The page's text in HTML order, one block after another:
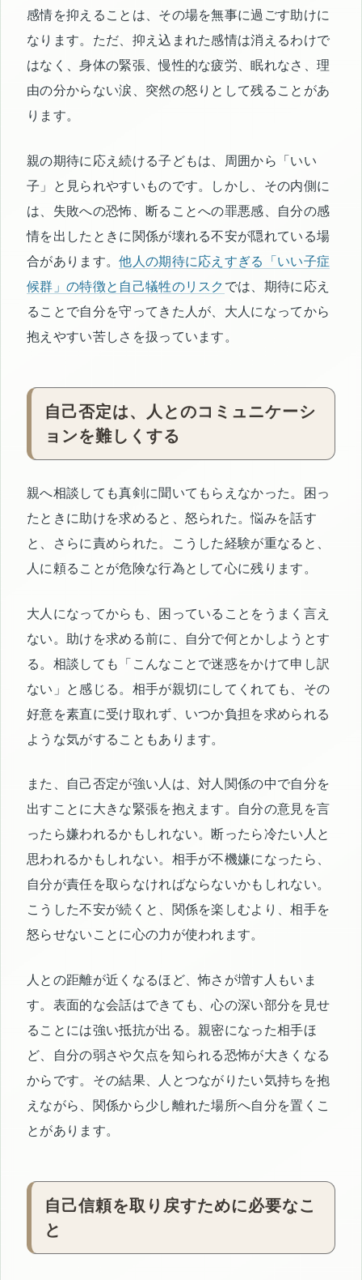
感情を抑えることは、その場を無事に過ごす助けに
なります。ただ、抑え込まれた感情は消えるわけで
はなく、身体の緊張、慢性的な疲労、眠れなさ、理
由の分からない涙、突然の怒りとして残ることがあ
ります。
親の期待に応え続ける子どもは、周囲から「いい
子」と見られやすいものです。しかし、その内側に
は、失敗への恐怖、断ることへの罪悪感、自分の感
情を出したときに関係が壊れる不安が隠れている場
合があります。他人の期待に応えすぎる「いい子症
候群」の特徴と自己犠牲のリスク では、期待に応え
ることで自分を守ってきた人が、大人になってから
抱えやすい苦しさを扱っています。
自己否定は、人とのコミュニケーシ
ョンを難しくする
親へ相談しても真剣に聞いてもらえなかった。困っ
たときに助けを求めると、怒られた。悩みを話す
と、さらに責められた。こうした経験が重なると、
人に頼ることが危険な行為として心に残ります。
大人になってからも、困っていることをうまく言え
ない。助けを求める前に、自分で何とかしようとす
る。相談しても「こんなことで迷惑をかけて申し訳
ない」と感じる。相手が親切にしてくれても、その
好意を素直に受け取れず、いつか負担を求められる
ような気がすることもあります。
また、自己否定が強い人は、対人関係の中で自分を
出すことに大きな緊張を抱えます。自分の意見を言
ったら嫌われるかもしれない。断ったら冷たい人と
思われるかもしれない。相手が不機嫌になったら、
自分が責任を取らなければならないかもしれない。
こうした不安が続くと、関係を楽しむより、相手を
怒らせないことに心の力が使われます。
人との距離が近くなるほど、怖さが増す人もいま
す。表面的な会話はできても、心の深い部分を見せ
ることには強い抵抗が出る。親密になった相手ほ
ど、自分の弱さや欠点を知られる恐怖が大きくなる
からです。その結果、人とつながりたい気持ちを抱
えながら、関係から少し離れた場所へ自分を置くこ
とがあります。
自己信頼を取り戻すために必要なこ
と